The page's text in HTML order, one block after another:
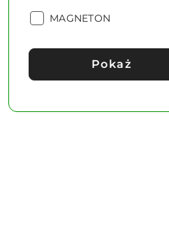
Producent:
MAGNETON
Pokaż